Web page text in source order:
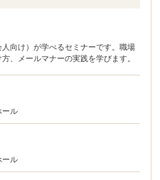
向け）が学べるセミナーです。職場
、メールマナーの実践を学びます。
ール
ール